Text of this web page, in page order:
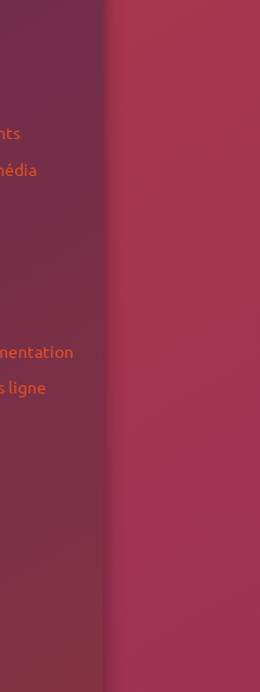
ligne